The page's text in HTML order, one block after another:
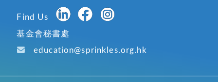
Find Us
基金會秘書處
education@sprinkles.org.hk